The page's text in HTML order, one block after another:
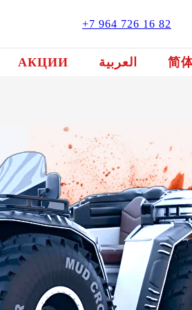
+7 964 726 16 82
АКЦИИ العربية 简